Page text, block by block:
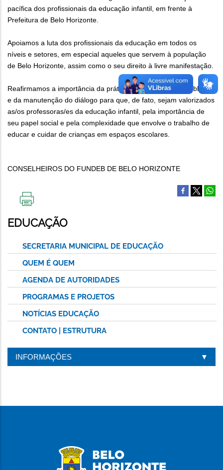
pacífica dos profissionais da educação infantil, em frente à
Prefeitura de Belo Horizonte.
Apoiamos a luta dos profissionais da educação em todos os
níveis e setores, em especial aqueles que servem à população
de Belo Horizonte, assim como o seu direito à livre manifestação.
Reafirmamos a importância da prática de boas políticas públicas
e da manutenção do diálogo para que, de fato, sejam valorizados
as/os professoras/es da educação infantil, pela importância de
seu papel social e pela complexidade que envolve o trabalho de
educar e cuidar de crianças em espaços escolares.
CONSELHEIROS DO FUNDEB DE BELO HORIZONTE
ESTA
PÁGINA
EDUCAÇÃO
SECRETARIA MUNICIPAL DE EDUCAÇÃO
QUEM É QUEM
AGENDA DE AUTORIDADES
PROGRAMAS E PROJETOS
NOTÍCIAS EDUCAÇÃO
CONTATO | ESTRUTURA
INFORMAÇÕES